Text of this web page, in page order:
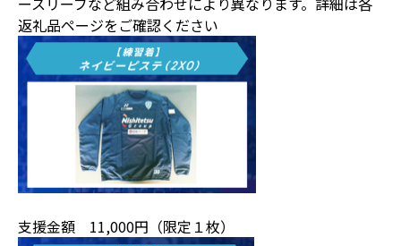
返礼品ページをご確認ください
支援金額 11,000円（限定１枚）